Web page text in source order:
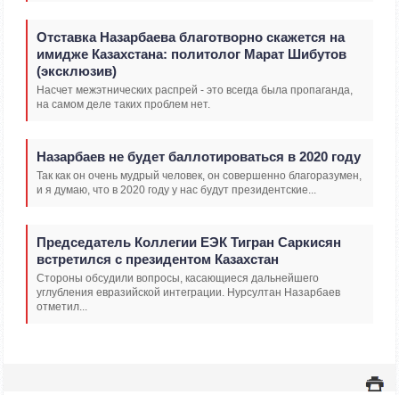
Отставка Назарбаева благотворно скажется на
имидже Казахстана: политолог Марат Шибутов
(эксклюзив)
Насчет межэтнических распрей - это всегда была пропаганда,
на самом деле таких проблем нет.
Назарбаев не будет баллотироваться в 2020 году
Так как он очень мудрый человек, он совершенно благоразумен,
и я думаю, что в 2020 году у нас будут президентские...
Председатель Коллегии ЕЭК Тигран Саркисян
встретился с президентом Казахстан
Стороны обсудили вопросы, касающиеся дальнейшего
углубления евразийской интеграции. Нурсултан Назарбаев
отметил...